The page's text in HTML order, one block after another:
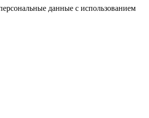
данные с использованием